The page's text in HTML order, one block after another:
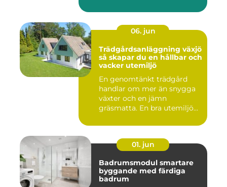
06. jun
Trädgårdsanläggning växjö
så skapar du en hållbar och
vacker utemiljö
En genomtänkt trädgård
handlar om mer än snygga
växter och en jämn
gräsmatta. En bra utemiljö
01. jun
Badrumsmodul smartare
byggande med färdiga
badrum